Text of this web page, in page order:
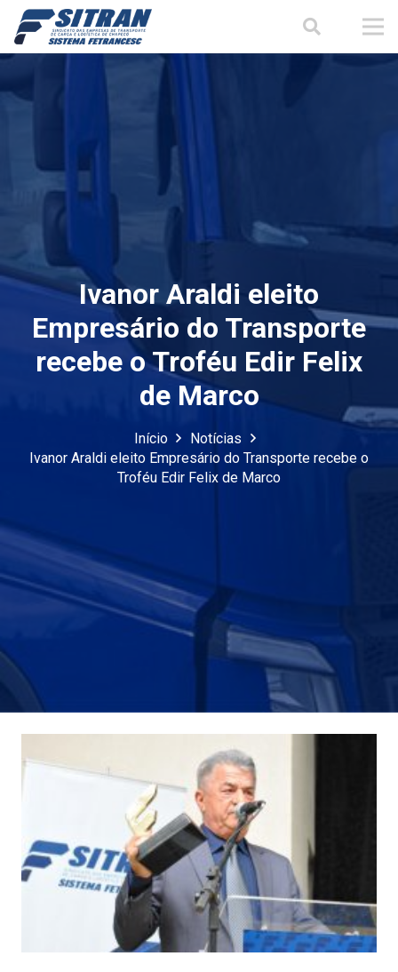
Ivanor Araldi eleito
Empresário do Transporte
recebe o Troféu Edir Felix
de Marco
Início
Notícias
Ivanor Araldi eleito Empresário do Transporte recebe o
Troféu Edir Felix de Marco